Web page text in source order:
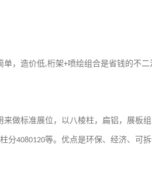
单，造价低,桁架+喷绘组合是省钱的不二
做标准展位，以八棱柱，扁铝，展板
分4080120等。优点是环保、经济、可